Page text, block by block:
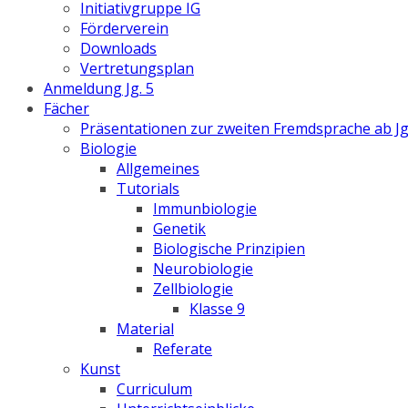
Initiativgruppe IG
Förderverein
Downloads
Vertretungsplan
Anmeldung Jg. 5
Fächer
Präsentationen zur zweiten Fremdsprache ab
Biologie
Allgemeines
Tutorials
Immunbiologie
Genetik
Biologische Prinzipien
Neurobiologie
Zellbiologie
Klasse 9
Material
Referate
Kunst
Curriculum